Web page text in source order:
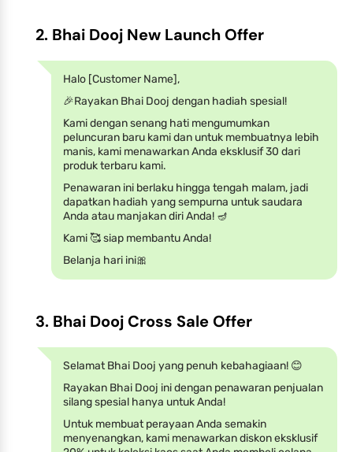
2. Bhai Dooj New Launch Offer
Halo [Customer Name],
🎉Rayakan Bhai Dooj dengan hadiah spesial!
Kami dengan senang hati mengumumkan
peluncuran baru kami dan untuk membuatnya lebih
manis, kami menawarkan Anda eksklusif 30 dari
produk terbaru kami.
Penawaran ini berlaku hingga tengah malam, jadi
dapatkan hadiah yang sempurna untuk saudara
Anda atau manjakan diri Anda! 🪔
Kami 🥰 siap membantu Anda!
Belanja hari ini🎀
3. Bhai Dooj Cross Sale Offer
Selamat Bhai Dooj yang penuh kebahagiaan! 😊
Rayakan Bhai Dooj ini dengan penawaran penjualan
silang spesial hanya untuk Anda!
Untuk membuat perayaan Anda semakin
menyenangkan, kami menawarkan diskon eksklusif